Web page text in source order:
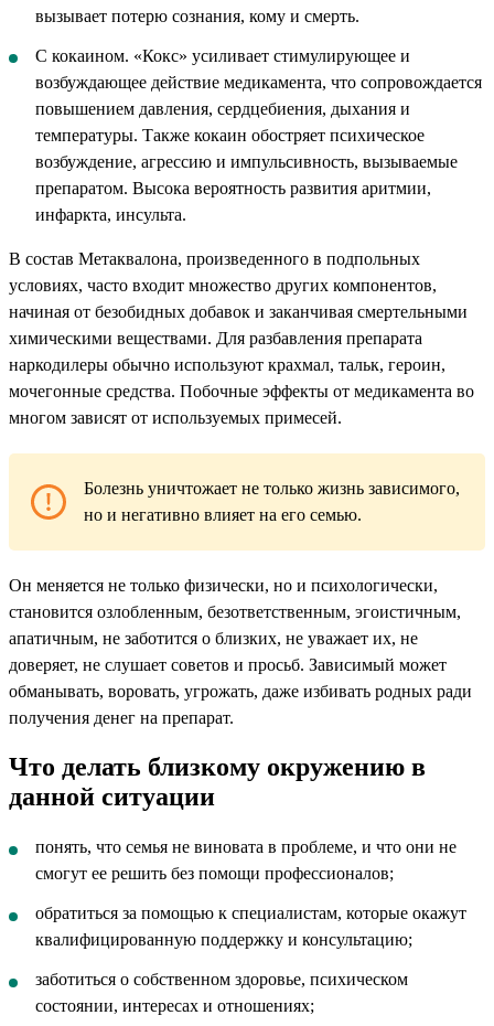
вызывает потерю сознания, кому и смерть.
С кокаином. «Кокс» усиливает стимулирующее и
возбуждающее действие медикамента, что сопровождается
повышением давления, сердцебиения, дыхания и
температуры. Также кокаин обостряет психическое
возбуждение, агрессию и импульсивность, вызываемые
препаратом. Высока вероятность развития аритмии,
инфаркта, инсульта.
В состав Метаквалона, произведенного в подпольных
условиях, часто входит множество других компонентов,
начиная от безобидных добавок и заканчивая смертельными
химическими веществами. Для разбавления препарата
наркодилеры обычно используют крахмал, тальк, героин,
мочегонные средства. Побочные эффекты от медикамента во
многом зависят от используемых примесей.
Болезнь уничтожает не только жизнь зависимого,
но и негативно влияет на его семью.
Он меняется не только физически, но и психологически,
становится озлобленным, безответственным, эгоистичным,
апатичным, не заботится о близких, не уважает их, не
доверяет, не слушает советов и просьб. Зависимый может
обманывать, воровать, угрожать, даже избивать родных ради
получения денег на препарат.
Что делать близкому окружению в
данной ситуации
понять, что семья не виновата в проблеме, и что они не
смогут ее решить без помощи профессионалов;
обратиться за помощью к специалистам, которые окажут
квалифицированную поддержку и консультацию;
заботиться о собственном здоровье, психическом
состоянии, интересах и отношениях;